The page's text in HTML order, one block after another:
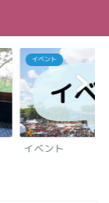
イベント
イベント